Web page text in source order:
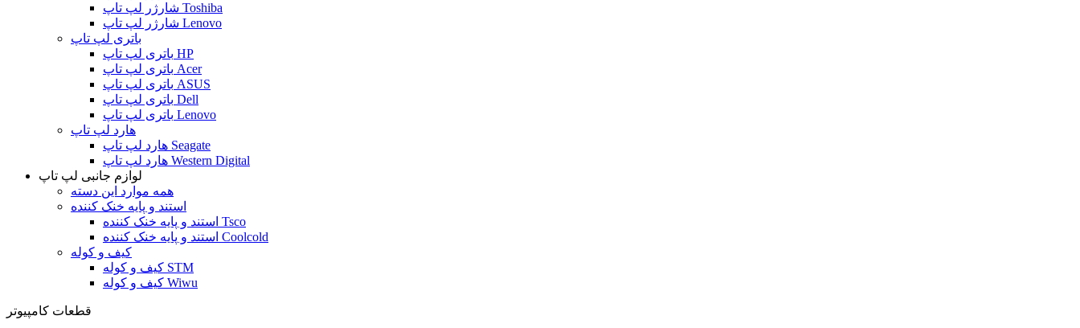
شارژر لپ تاپ Toshiba
شارژر لپ تاپ Lenovo
باتری لپ تاپ
باتری لپ تاپ HP
باتری لپ تاپ Acer
باتری لپ تاپ ASUS
باتری لپ تاپ Dell
باتری لپ تاپ Lenovo
هارد لپ تاپ
هارد لپ تاپ Seagate
هارد لپ تاپ Western Digital
لوازم جانبی لپ تاپ
همه موارد این دسته
استند و پایه خنک کننده
استند و پایه خنک کننده Tsco
استند و پایه خنک کننده Coolcold
کیف و کوله
کیف و کوله STM
کیف و کوله Wiwu
قطعات کامپیوتر